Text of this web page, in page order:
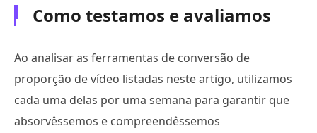
Como testamos e avaliamos
Ao analisar as ferramentas de conversão de
proporção de vídeo listadas neste artigo, utilizamos
cada uma delas por uma semana para garantir que
absorvêssemos e compreendêssemos